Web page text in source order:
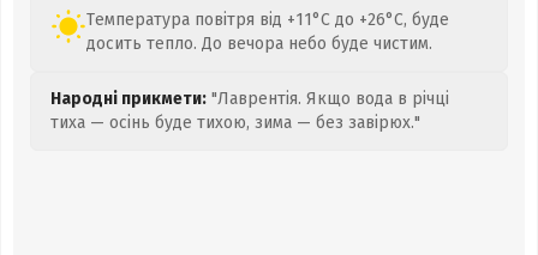
Температура повітря від +11°C до +26°C, буде
досить тепло. До вечора небо буде чистим.
Народні прикмети: "Лаврентія. Якщо вода в річці
тиха — осінь буде тихою, зима — без завірюх."